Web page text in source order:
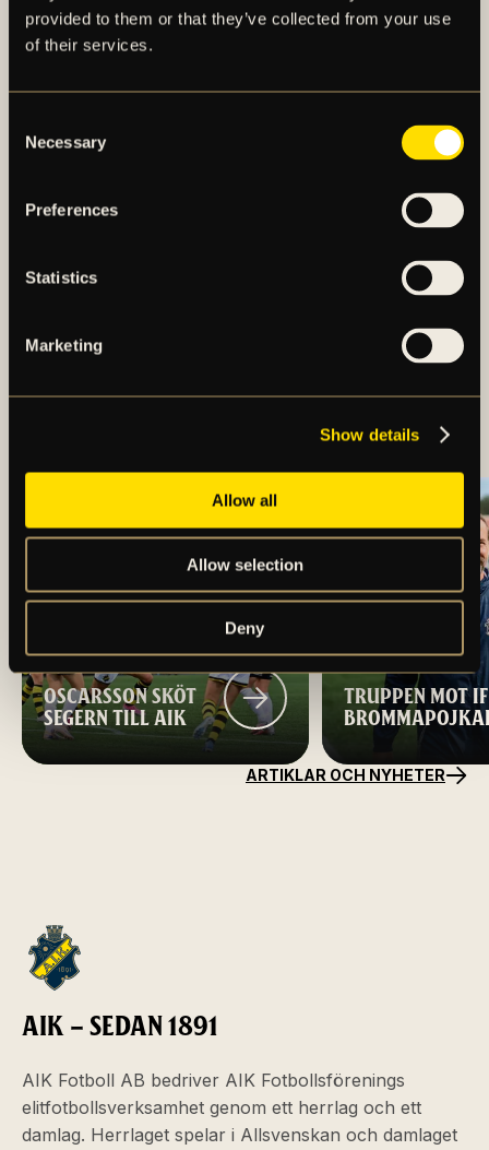
provided to them or that they’ve collected from your use
of their services.
Selection
Necessary
Preferences
Statistics
Marketing
Show details
Allow all
Allow selection
Deny
TRUPPEN MOT
OSCARSSON SKÖT
SEGERN TILL AIK
TRUPPEN MOT IF
ARTIKLAR OCH NYHETER
AIK – SEDAN 1891
AIK Fotboll AB bedriver AIK Fotbollsförenings
elitfotbollsverksamhet genom ett herrlag och ett
damlag. Herrlaget spelar i Allsvenskan och damlaget